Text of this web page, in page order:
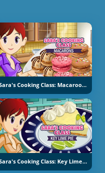
Sara's Cooking Class: Macaroons
Sara's Cooking Class: Key Lime Pie